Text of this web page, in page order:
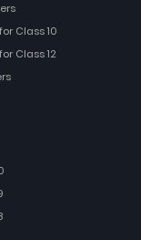
Class 10
Class 12